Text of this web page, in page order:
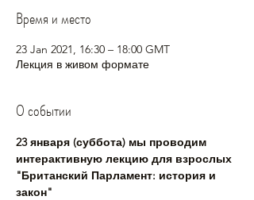
Время и место
23 Jan 2021, 16:30 – 18:00 GMT
Лекция в живом формате
О событии
23 января (суббота) мы проводим
интерактивную лекцию для взрослых
"Британский Парламент: история и
закон"